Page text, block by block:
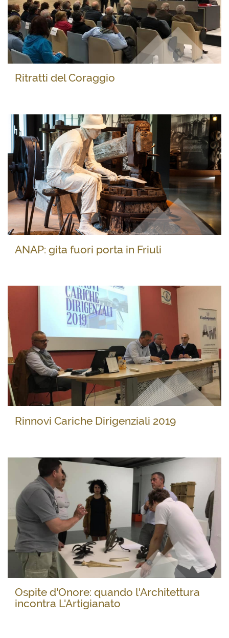
Ritratti del Coraggio
ANAP: gita fuori porta in Friuli
Rinnovi Cariche Dirigenziali 2019
Ospite d'Onore: quando l'Architettura
incontra L'Artigianato